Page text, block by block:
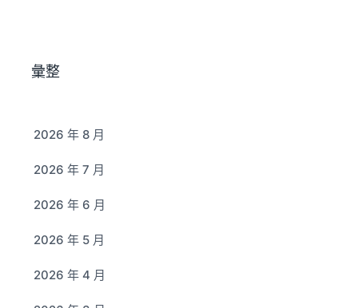
彙整
2026 年 8 月
2026 年 7 月
2026 年 6 月
2026 年 5 月
2026 年 4 月